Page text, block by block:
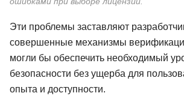
Эти проблемы заставляют
совершенные механизмы
могли бы обеспечить необходимый
безопасности без ущерба для
опыта и доступности.